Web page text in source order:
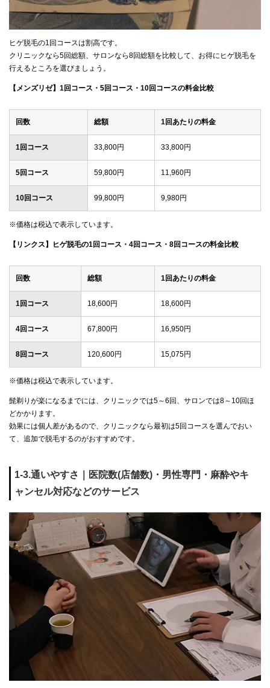
ヒゲ脱毛の1回コースは割高です。
クリニックなら5回総額、サロンなら8回総額を比較して、お得にヒゲ脱毛を
行えるところを選びましょう。
【メンズリゼ】1回コース・5回コース・10回コースの料金比較
回数 総額 1回あたりの料金
1回コース 33,800円 33,800円
5回コース 59,800円 11,960円
10回コース 99,800円 9,980円
※価格は税込で表示しています。
【リンクス】ヒゲ脱毛の1回コース・4回コース・8回コースの料金比較
回数 総額 1回あたりの料金
1回コース 18,600円 18,600円
4回コース 67,800円 16,950円
8回コース 120,600円 15,075円
※価格は税込で表示しています。
髭剃りが楽になるまでには、クリニックでは5～6回、サロンでは8～10回ほ
どかかります。
効果には個人差があるので、クリニックなら最初は5回コースを選んでおい
て、追加で脱毛するのがおすすめです。
1-3.通いやすさ｜医院数(店舗数)・男性専門・麻酔やキ
ャンセル対応などのサービス